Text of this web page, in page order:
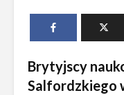
Brytyjscy
Salfordzkiego